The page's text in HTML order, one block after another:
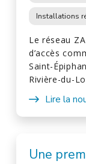
Installations
Le réseau
d’accès
Saint-
Rivière-du-
Lire la
Une